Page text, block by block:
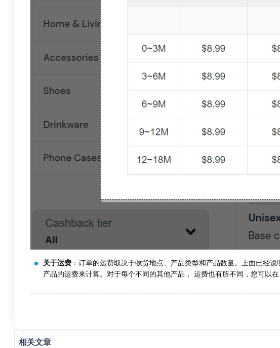
关于运费 ：订单的运费取决于收货地点、产品类型和产品数量。上面已经
产品的运费来计算。对于每个不同的其他产品， 运费也有所不同，您可以在
相关文章